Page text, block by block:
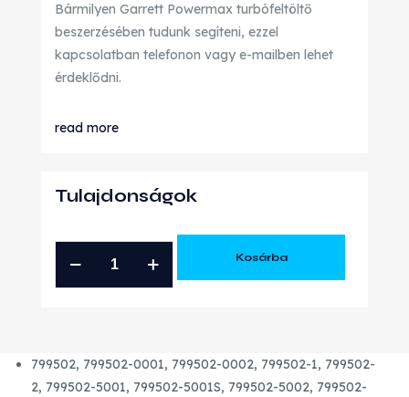
Bármilyen Garrett Powermax turbófeltöltő
beszerzésében tudunk segíteni, ezzel
kapcsolatban telefonon vagy e-mailben lehet
érdeklődni.
read more
Tulajdonságok
GARRETT
POWERMAX
Kosárba
799502, 799502-0001, 799502-0002, 799502-1, 799502-
2, 799502-5001, 799502-5001S, 799502-5002, 799502-